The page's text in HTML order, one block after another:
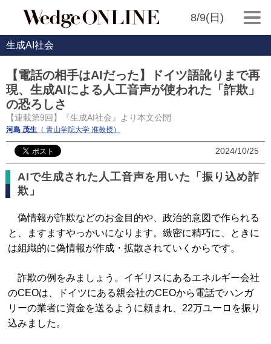
8/9(日)
生成AI社会
【電話の相手はAIだった】ドイツ語訛りまで再
現、生成AIによる人工音声が使われた「詐欺」
の恐ろしさ
【連載第9回】『生成AI社会』より本文公開
河島 茂生 （ 青山学院大学 准教授）
2024/10/25
AIで生成された人工音声を用いた「振り込め詐
欺」
偽情報が詐欺などのお金目的や、政治的意図で作られる
と、ますますやっかいになります。緻密に精巧に、ときに
は組織的に偽情報が作成・拡散されていくからです。
詐欺の例をみましょう。イギリスにあるエネルギー会社
のCEOは、ドイツにある親会社のCEOから電話でハンガ
リーの業者に資金を送るように頼まれ、22万ユーロを振り
込みました。